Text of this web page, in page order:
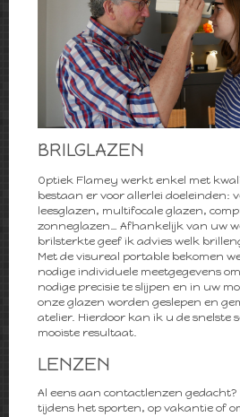
BRILGLAZEN
Optiek Flamey werkt enkel met
bestaan er voor allerlei doeleinden:
leesglazen, multifocale glazen,
zonneglazen… Afhankelijk van uw
brilsterkte geef ik advies welk
Met de visureal portable bekomen
nodige individuele meetgegevens
nodige precisie te slijpen en in uw
onze glazen worden geslepen en
atelier. Hierdoor kan ik u de snelste
mooiste resultaat.
LENZEN
Al eens aan contactlenzen gedacht?
tijdens het sporten, op vakantie of